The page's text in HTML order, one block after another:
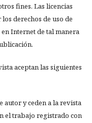
fines. Las licencias
derechos de uso de
Internet de tal manera
aceptan las siguientes
autor y ceden a la revista
el trabajo registrado con